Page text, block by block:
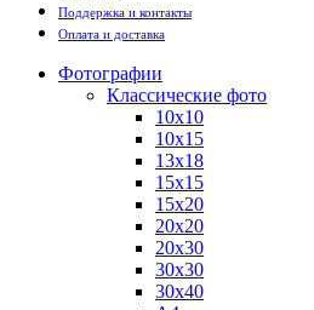
Поддержка и контакты
Оплата и доставка
Фотографии
Классические фото
10х10
10х15
13х18
15х15
15х20
20х20
20х30
30х30
30х40